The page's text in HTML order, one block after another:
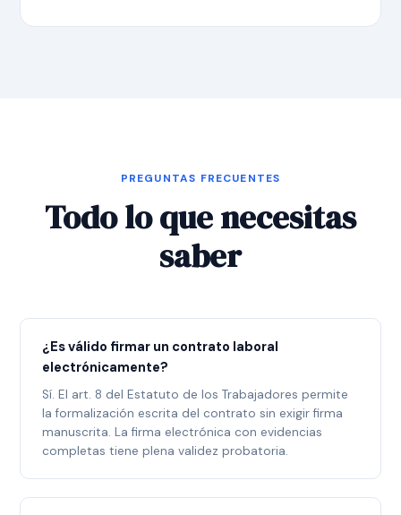
PREGUNTAS FRECUENTES
Todo lo que necesitas
saber
¿Es válido firmar un contrato laboral
electrónicamente?
Sí. El art. 8 del Estatuto de los Trabajadores permite
la formalización escrita del contrato sin exigir firma
manuscrita. La firma electrónica con evidencias
completas tiene plena validez probatoria.